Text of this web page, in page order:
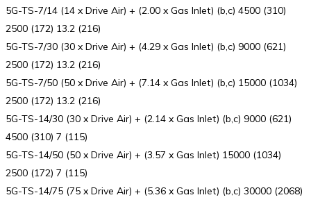
5G-TS-7/14 (14 x Drive Air) + (2.00 x Gas Inlet) (b,c) 4500 (310)
2500 (172) 13.2 (216)
5G-TS-7/30 (30 x Drive Air) + (4.29 x Gas Inlet) (b,c) 9000 (621)
2500 (172) 13.2 (216)
5G-TS-7/50 (50 x Drive Air) + (7.14 x Gas Inlet) (b,c) 15000 (1034)
2500 (172) 13.2 (216)
5G-TS-14/30 (30 x Drive Air) + (2.14 x Gas Inlet) (b,c) 9000 (621)
4500 (310) 7 (115)
5G-TS-14/50 (50 x Drive Air) + (3.57 x Gas Inlet) 15000 (1034)
2500 (172) 7 (115)
5G-TS-14/75 (75 x Drive Air) + (5.36 x Gas Inlet) (b,c) 30000 (2068)